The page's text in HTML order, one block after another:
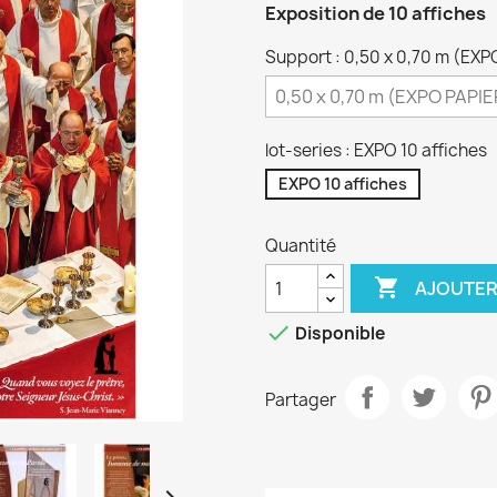
Exposition de 10 affiches
Support : 0,50 x 0,70 m
lot-series : EXPO 10 affiches
EXPO 10 affiches
Quantité

 Disponible
Partager